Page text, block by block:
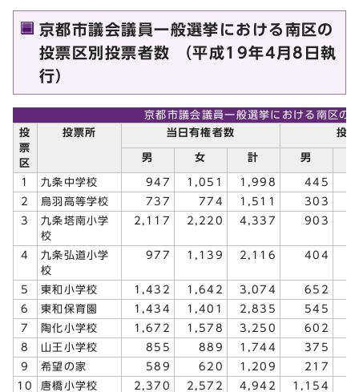
京都市議会議員一般選挙における南区の
投票区別投票者数 （平成19年4月8日執
行）
京都市議会議員一般選挙における南区の
投
票
区
投票所 当日有権者数 投
男 女 計 男
1 九条中学校 947 1,051 1,998 445
2
鳥羽高等学校 737 774 1,511 303
3
九条塔南小学
校
2,117 2,220 4,337 903
4
九条弘道小学
校
977 1,139 2,116 404
5 東和小学校 1,432 1,642 3,074 652
6
東和保育園 1,434 1,401 2,835 545
7
陶化小学校 1,672 1,578 3,250 602
8
山王小学校 855 889 1,744 375
9
希望の家 589 620 1,209 217
10
唐橋小学校 2,370 2,572 4,942 1,154